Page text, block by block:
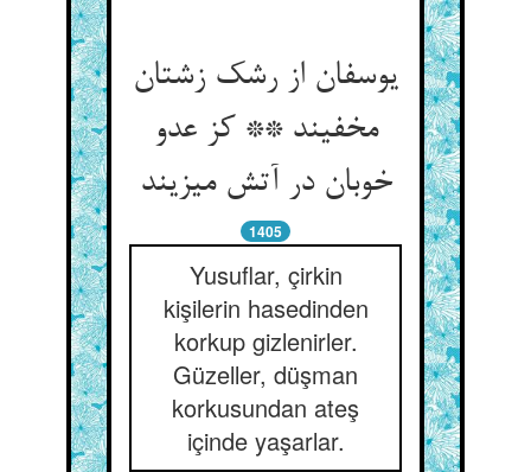
یوسفان از رشک زشتان
مخفیند ** کز عدو
خوبان در آتش می‏زیند
1405
Yusuflar, çirkin
kişilerin hasedinden
korkup gizlenirler.
Güzeller, düşman
korkusundan ateş
içinde yaşarlar.